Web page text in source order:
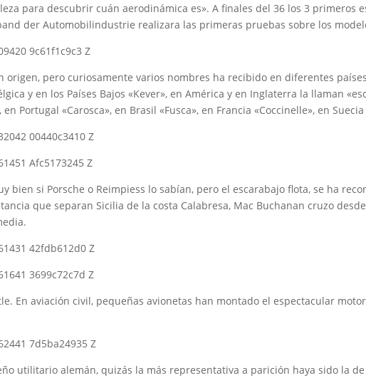
para descubrir cuán aerodinámica es». A finales del 36 los 3 primeros
der Automobilindustrie realizara las primeras pruebas sobre los
origen, pero curiosamente varios nombres ha recibido en diferentes
y en los Países Bajos «Kever», en América y en Inglaterra la llaman
Portugal «Carosca», en Brasil «Fusca», en Francia «Coccinelle», en
bien si Porsche o Reimpiess lo sabían, pero el escarabajo flota, se ha
que separan Sicilia de la costa Calabresa, Mac Buchanan cruzo
En aviación civil, pequeñas avionetas han montado el espectacular
utilitario alemán, quizás la más representativa a parición haya sido la